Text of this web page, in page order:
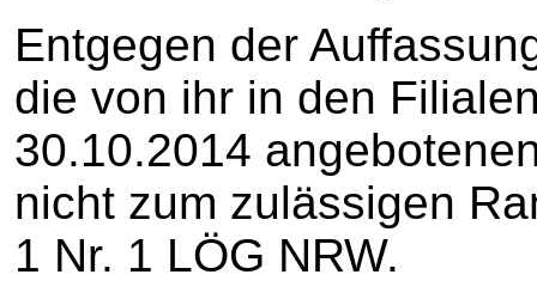
Entgegen der
die von ihr in den
30.10.2014
nicht zum zulässigen
1 Nr. 1 LÖG NRW.